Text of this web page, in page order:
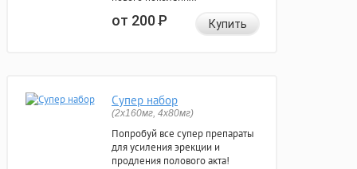
от 200Р Купить
Супер набор
(2х160мг, 4х80мг)
Попробуй все супер препараты
для усиления эрекции и
продления полового акта!